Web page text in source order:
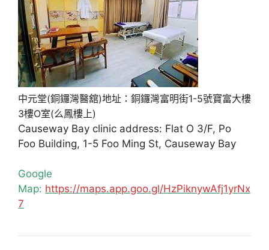
中元堂(銅鑼灣醫舘)地址：銅鑼灣富明街1-5號寶富大樓
3樓O室(么鳳樓上)
Causeway Bay clinic address: Flat O 3/F, Po
Foo Building, 1-5 Foo Ming St, Causeway Bay
Google
Map: https://maps.app.goo.gl/HzPiknywAfj1yrNx
7